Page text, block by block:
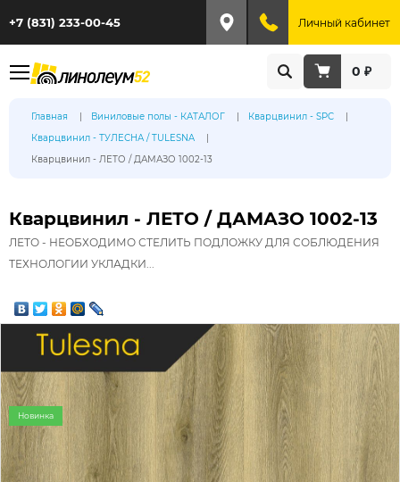
+7 (831) 233-00-45 Личный кабинет
0 ₽
Главная Виниловые полы - КАТАЛОГ
Кварцвинил - SPC
Кварцвинил - ТУЛЕСНА / TULESNA
Кварцвинил - ЛЕТО / ДАМАЗО 1002-13
Кварцвинил - ЛЕТО / ДАМАЗО 1002-13
ЛЕТО - НЕОБХОДИМО СТЕЛИТЬ ПОДЛОЖКУ ДЛЯ СОБЛЮДЕНИЯ
ТЕХНОЛОГИИ УКЛАДКИ...
Новинка